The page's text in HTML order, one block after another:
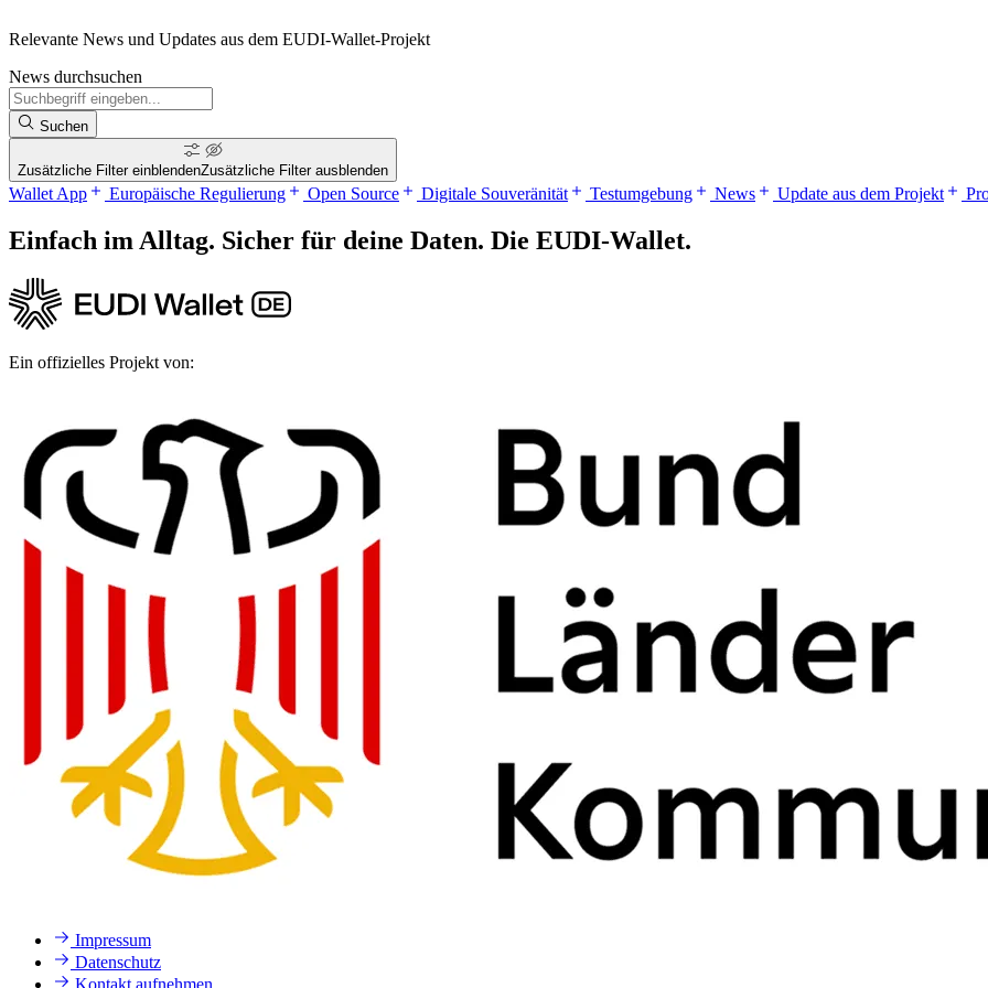
Relevante News und Updates aus dem EUDI-Wallet-Projekt
News durchsuchen
Suchen
Zusätzliche Filter einblendenZusätzliche Filter ausblenden
Wallet App Europäische Regulierung Open Source Digitale Souveränität Testumgebung News Update aus dem Projekt
Einfach im Alltag. Sicher für deine Daten. Die EUDI‑Wallet.
Ein offizielles Projekt von:
Impressum
Datenschutz
Kontakt aufnehmen